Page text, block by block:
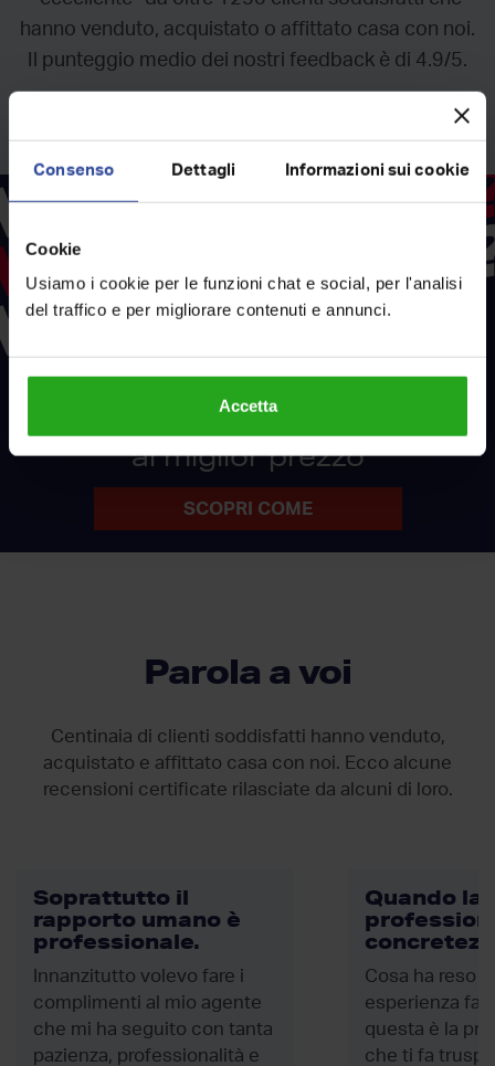
Consenso Dettagli Informazioni sui cookie
Cookie
Usiamo i cookie per le funzioni chat e social, per l'analisi
del traffico e per migliorare contenuti e annunci.
Accetta
hanno venduto, acquistato o affittato casa con noi.
Il punteggio medio dei nostri feedback è di 4.9/5.
RockAgent
vendi il tuo immobile
al miglior prezzo
SCOPRI COME
Parola a voi
Centinaia di clienti soddisfatti hanno venduto,
acquistato e affittato casa con noi. Ecco alcune
recensioni certificate rilasciate da alcuni di loro.
Soprattutto il
rapporto umano è
professionale.
Innanzitutto volevo fare i
complimenti al mio agente
che mi ha seguito con tanta
pazienza, professionalità e
Quando la
Cosa ha reso
esperienza
questa è la
che ti fa